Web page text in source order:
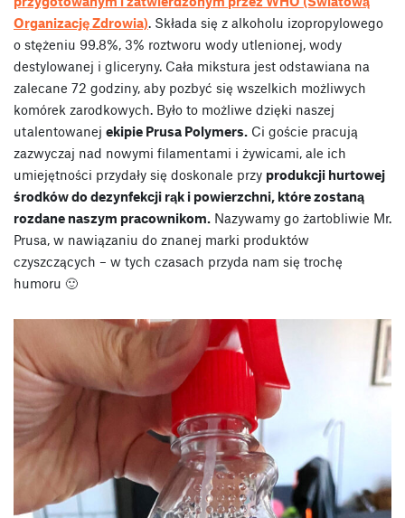
Organizację Zdrowia) . Składa się z alkoholu izopropylowego
o stężeniu 99.8%, 3% roztworu wody utlenionej, wody
destylowanej i gliceryny. Cała mikstura jest odstawiana na
zalecane 72 godziny, aby pozbyć się wszelkich możliwych
komórek zarodkowych. Było to możliwe dzięki naszej
utalentowanej ekipie Prusa Polymers. Ci goście pracują
zazwyczaj nad nowymi filamentami i żywicami, ale ich
umiejętności przydały się doskonale przy produkcji hurtowej
środków do dezynfekcji rąk i powierzchni, które zostaną
rozdane naszym pracownikom. Nazywamy go żartobliwie Mr.
Prusa, w nawiązaniu do znanej marki produktów
czyszczących – w tych czasach przyda nam się trochę
humoru 🙂